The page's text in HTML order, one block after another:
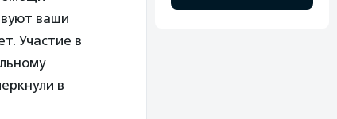
ваши
Участие в
в